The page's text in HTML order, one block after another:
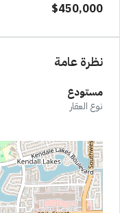
$450,000
نظرة عامة
مستودع
نوع العقار